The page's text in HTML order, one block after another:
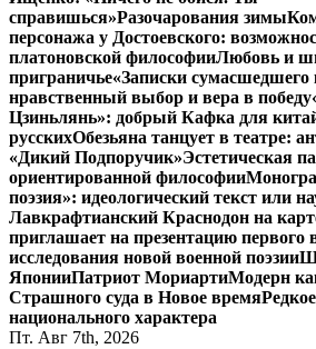
справишься»Разочарования зимы
персонажа у Достоевского:
платоновской философииЛюбовь и
приграничье«Записки сумасшедшего
нравственный выбор и вера в победу
Цзиньлянь»: добрый Кафка для
русскихОбезьяна танцует в театре:
«Дикий Подпоручик»Эстетическая
ориентированной философии
поэзия»: идеологический текст или
Лавкрафтианский Краснодон на
приглашает на презентацию первого
исследования новой военной поэзии
ЯпонииПатриот МориартиМодерн
Страшного суда в Новое время
национального характера
Пт. Авг 7th, 2026